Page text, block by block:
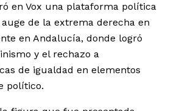
en Vox una plataforma política
de la extrema derecha en
en Andalucía, donde logró
y el rechazo a
de igualdad en elementos
político.